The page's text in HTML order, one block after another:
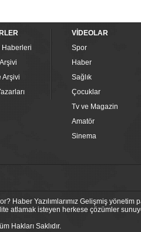
Haberleri
Arşivi
VİDEOLAR
Spor
Haber
Sağlık
Çocuklar
Tv ve Magazin
Amatör
Sinema
Haber Yazılımlarımız Gelişmiş
atlamak isteyen herkese çözümler
Hakları Saklıdır.